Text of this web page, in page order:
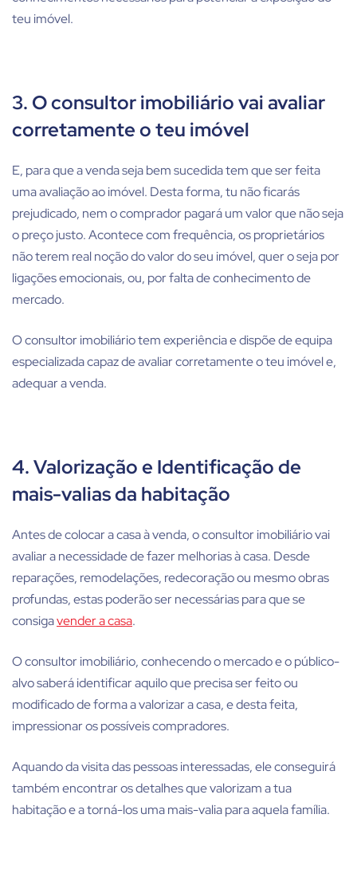
teu imóvel.
3. O consultor imobiliário vai avaliar
corretamente o teu imóvel
E, para que a venda seja bem sucedida tem que ser feita
uma avaliação ao imóvel. Desta forma, tu não ficarás
prejudicado, nem o comprador pagará um valor que não seja
o preço justo. Acontece com frequência, os proprietários
não terem real noção do valor do seu imóvel, quer o seja por
ligações emocionais, ou, por falta de conhecimento de
mercado.
O consultor imobiliário tem experiência e dispõe de equipa
especializada capaz de avaliar corretamente o teu imóvel e,
adequar a venda.
4. Valorização e Identificação de
mais-valias da habitação
Antes de colocar a casa à venda, o consultor imobiliário vai
avaliar a necessidade de fazer melhorias à casa. Desde
reparações, remodelações, redecoração ou mesmo obras
profundas, estas poderão ser necessárias para que se
consigavender a casa.
O consultor imobiliário, conhecendo o mercado e o público-
alvo saberá identificar aquilo que precisa ser feito ou
modificado de forma a valorizar a casa, e desta feita,
impressionar os possíveis compradores.
Aquando da visita das pessoas interessadas, ele conseguirá
também encontrar os detalhes que valorizam a tua
habitação e a torná-los uma mais-valia para aquela família.